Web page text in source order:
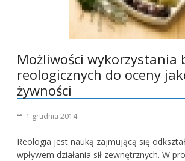
Możliwości wykorzystania
reologicznych do oceny
żywności
1 grudnia 2014
Reologia jest nauką zajmującą się
wpływem działania sił zewnętrznych. W